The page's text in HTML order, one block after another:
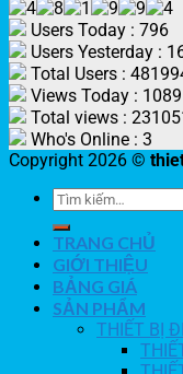
Users Today : 796
Users Yesterday :
Total Users :
Views Today : 1089
Total views :
Who's Online : 3
Copyright 2026 ©
TRANG CHỦ
GIỚI THIỆU
BẢNG GIÁ
SẢN PHẨM
THIẾT BỊ